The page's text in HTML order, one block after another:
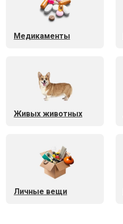
Медикаменты
Живых животных
Личные вещи